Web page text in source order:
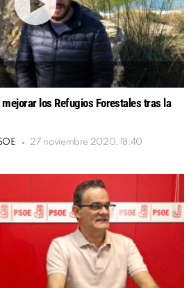
los Refugios Forestales tras la
27 noviembre 2020, 18:40